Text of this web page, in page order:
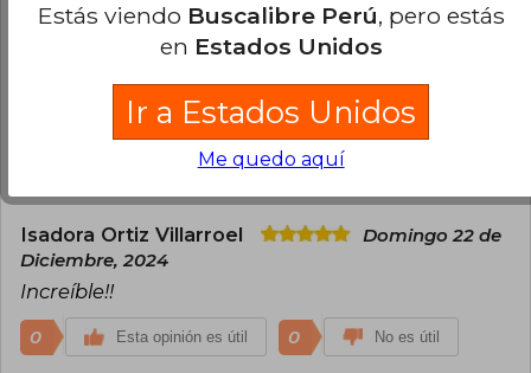
Noviembre, 2024
Muy buen libro del dúo del sex!
Esta opinión es útil 0
Isadora Ortiz Villarroel
Domingo 22 de
Diciembre, 2024
Increíble!!
0 Esta opinión es útil 0 No es útil
Estás viendo Buscalibre Perú, pero estás
en Estados Unidos
Ir a Estados Unidos
Me quedo aquí